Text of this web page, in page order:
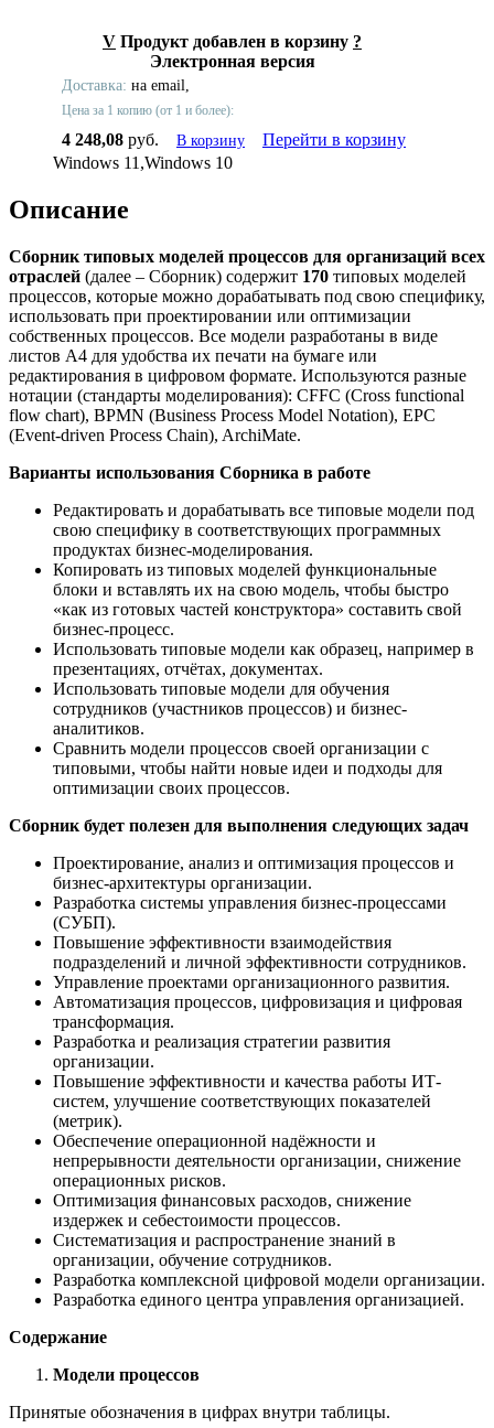
V Продукт добавлен в корзину ?
Электронная версия
Доставка: на email,
Цена за 1 копию (от 1 и более):
4 248,08 руб. В корзину
Перейти в корзину
Windows 11,Windows 10
Описание
Сборник типовых моделей процессов для организаций всех
отраслей (далее – Сборник) содержит 170 типовых моделей
процессов, которые можно дорабатывать под свою специфику,
использовать при проектировании или оптимизации
собственных процессов. Все модели разработаны в виде
листов А4 для удобства их печати на бумаге или
редактирования в цифровом формате. Используются разные
нотации (стандарты моделирования): CFFC (Cross functional
flow chart), BPMN (Business Process Model Notation), EPC
(Event-driven Process Chain), ArchiMate.
Варианты использования Сборника в работе
Редактировать и дорабатывать все типовые модели под
свою специфику в соответствующих программных
продуктах бизнес-моделирования.
Копировать из типовых моделей функциональные
блоки и вставлять их на свою модель, чтобы быстро
«как из готовых частей конструктора» составить свой
бизнес-процесс.
Использовать типовые модели как образец, например в
презентациях, отчётах, документах.
Использовать типовые модели для обучения
сотрудников (участников процессов) и бизнес-
аналитиков.
Сравнить модели процессов своей организации с
типовыми, чтобы найти новые идеи и подходы для
оптимизации своих процессов.
Сборник будет полезен для выполнения следующих задач
Проектирование, анализ и оптимизация процессов и
бизнес-архитектуры организации.
Разработка системы управления бизнес-процессами
(СУБП).
Повышение эффективности взаимодействия
подразделений и личной эффективности сотрудников.
Управление проектами организационного развития.
Автоматизация процессов, цифровизация и цифровая
трансформация.
Разработка и реализация стратегии развития
организации.
Повышение эффективности и качества работы ИТ-
систем, улучшение соответствующих показателей
(метрик).
Обеспечение операционной надёжности и
непрерывности деятельности организации, снижение
операционных рисков.
Оптимизация финансовых расходов, снижение
издержек и себестоимости процессов.
Систематизация и распространение знаний в
организации, обучение сотрудников.
Разработка комплексной цифровой модели организации.
Разработка единого центра управления организацией.
Содержание
Модели процессов
Принятые обозначения в цифрах внутри таблицы.